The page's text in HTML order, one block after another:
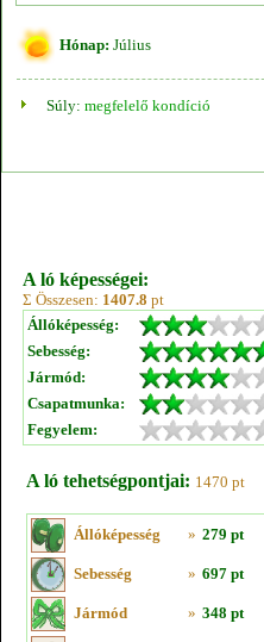
Hónap: Július
Súly: megfelelő kondíció
A ló képességei:
Σ Összesen: 1407.8 pt
Állóképesség:
Sebesség:
Jármód:
Csapatmunka:
Fegyelem:
A ló tehetségpontjai: 1470 pt
Állóképesség » 279 pt
Sebesség » 697 pt
Jármód » 348 pt